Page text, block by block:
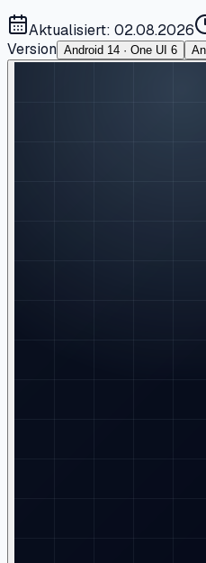
Aktualisiert: 02.08.2026
Version Android 14 · One UI 6